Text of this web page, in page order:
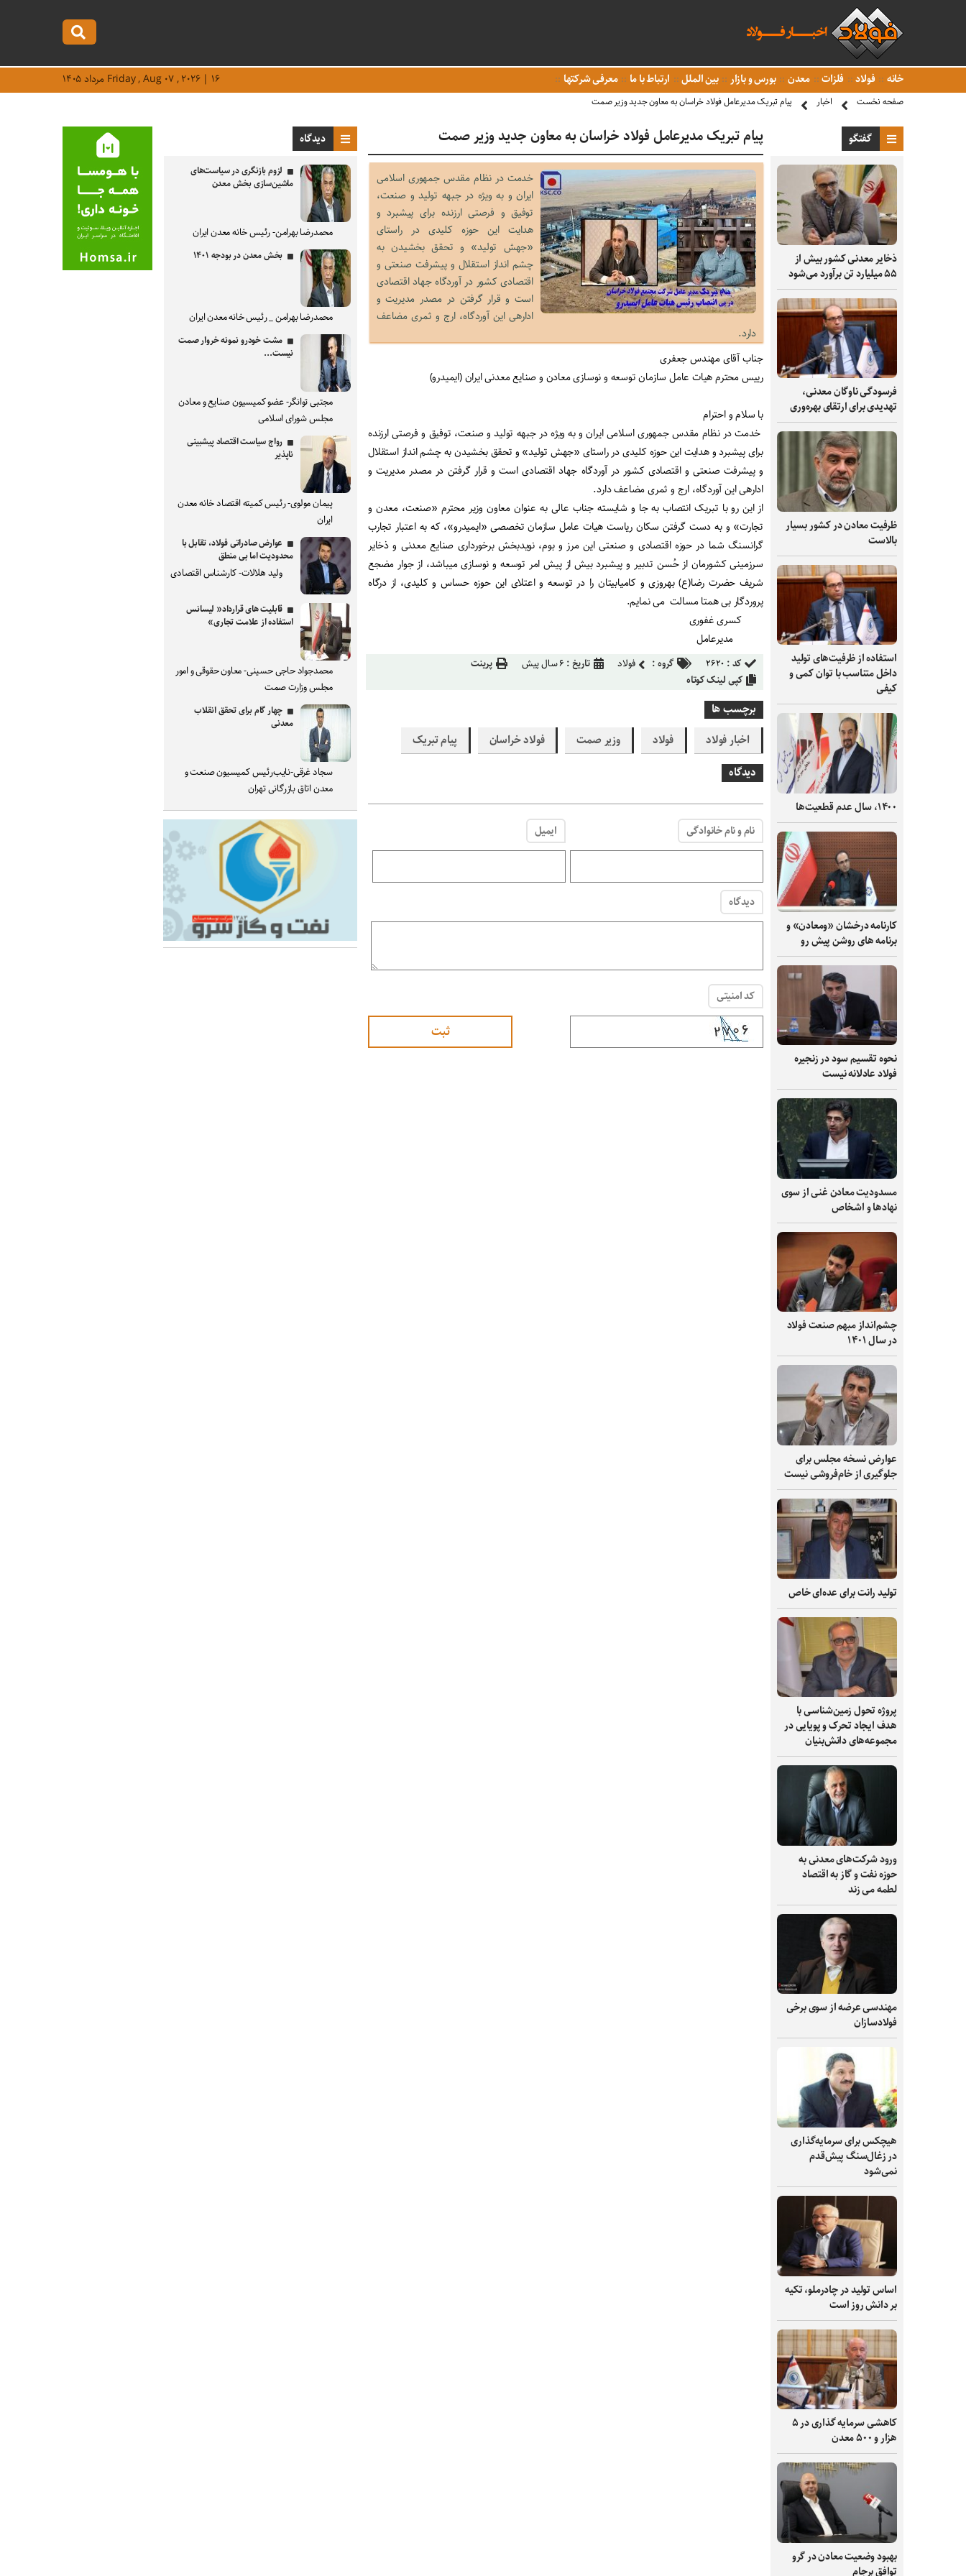
خانه فولاد فلزات معدن بورس و بازار بین الملل ارتباط با ما معرفی شرکتها Friday , Aug ۰۷ , ۲۰۲۶ | ۱۶ مرداد ۱۴۰۵
صفحه نخست اخبار پیام تبریک مدیرعامل فولاد خراسان به معاون جدید وزیر صمت
گفتگو
ذخایر معدنی کشور بیش از
۵۵ میلیارد تن برآورد می‌شود
فرسودگی ناوگان معدنی،
تهدیدی برای ارتقای بهره‌وری
ظرفیت‌ معادن در کشور بسیار
بالاست
استفاده از ظرفیت‌های تولید
داخل متناسب با توان کمی و
کیفی
۱۴۰۰، سال عدم قطعیت‌ها
کارنامه درخشان «ومعادن» و
برنامه های روشن پیش رو
نحوه تقسیم سود در زنجیره
فولاد عادلانه نیست
مسدودیت معادن غنی از سوی
نهادها و اشخاص
چشم‌انداز مبهم صنعت فولاد
در سال ۱۴۰۱
عوارض نسخه مجلس برای
جلوگیری از خام‌فروشی نیست
تولید رانت برای عده‌ای خاص
پروژه تحول زمین‌شناسی با
هدف ایجاد تحرک و پویایی در
مجموعه‌های دانش‌بنیان
ورود شرکت‌های معدنی به
حوزه نفت و گاز به اقتصاد
لطمه می زند
مهندسی عرضه از سوی برخی
فولادسازان
هیچکس برای سرمایه‌گذاری
در زغال‌سنگ پیش‌قدم
نمی‌شود
اساس تولید در چادرملو، تکیه
بر دانش‌ روز است
کاهشی سرمایه گذاری در ۵
هزار و ۵۰۰ معدن
بهبود وضعیت معادن در گرو
توافق برجام
پیام تبریک مدیرعامل فولاد خراسان به معاون جدید وزیر صمت
خدمت در نظام مقدس جمهوری اسلامی
ایران و به ویژه در جبهه تولید و صنعت،
توفیق و فرصتی ارزنده برای پیشبرد و
هدایت این حوزه کلیدی در راستای
«جهش تولید» و تحقق بخشیدن به
چشم انداز استقلال و پیشرفت صنعتی و
اقتصادی کشور در آوردگاه جهاد اقتصادی
است و قرار گرفتن در مصدر مدیریت و
ادارهی این آوردگاه، ارج و ثمری مضاعف
دارد.
جناب آقای مهندس جعفری
رییس محترم هیات عامل سازمان توسعه و نوسازی معادن و صنایع معدنی ایران (ایمیدرو)
با سلام و احترام
خدمت در نظام مقدس جمهوری اسلامی ایران و به ویژه در جبهه تولید و صنعت، توفیق و فرصتی ارزنده
برای پیشبرد و هدایت این حوزه کلیدی در راستای «جهش تولید» و تحقق بخشیدن به چشم انداز استقلال
و پیشرفت صنعتی و اقتصادی کشور در آوردگاه جهاد اقتصادی است و قرار گرفتن در مصدر مدیریت و
ادارهی این آوردگاه، ارج و ثمری مضاعف دارد.
از این رو با تبریک انتصاب به جا و شایسته جناب عالی به عنوان معاون وزیر محترم «صنعت، معدن و
تجارت» و به دست گرفتن سکان ریاست هیات عامل سازمان تخصصی «ایمیدرو»، که به اعتبار تجارب
گرانسنگ شما در حوزه اقتصادی و صنعتی این مرز و بوم، نویدبخش برخورداری صنایع معدنی و ذخایر
سرزمینی کشورمان از حُسن تدبیر و پیشبرد بیش از پیش امر توسعه و نوسازی میباشد، از جوار مضجع
شریف حضرت رضا(ع) بهروزی و کامیابیتان را در توسعه و اعتلای این حوزه حساس و کلیدی، از درگاه
پروردگار بی همتا مسالت می نمایم.
کسری غفوری
مدیرعامل
کد : ۲۶۲۰ گروه : فولاد تاریخ : ۶ سال پیش
پرینت
کپی لینک کوتاه
برچسب ها
اخبار فولاد
فولاد وزیر صمت فولاد خراسان
پیام تبریک
دیدگاه
نام و نام خانوادگی ایمیل
دیدگاه
کد امنیتی
دیدگاه
لزوم بازنگری در سیاست‌های
ماشین‌سازی بخش معدن
محمدرضا بهرامن- رئیس خانه معدن ایران
بخش معدن در بودجه ۱۴۰۱
محمدرضا بهرامن _ رئیس خانه معدن ایران
مشت خودرو نمونه خروار صمت
نیست...
مجتبی توانگر- عضو کمیسیون صنایع و معادن
مجلس شورای اسلامی
رواج سیاست اقتصاد پیشبینی
ناپذیر
پیمان مولوی- رئیس کمیته اقتصاد خانه معدن
ایران
عوارض صادراتی فولاد، تقابل با
محدودیت اما بی منطق
ولید هلالات- کارشناس اقتصادی
قابلیت های قرارداد« لیسانس
استفاده از علامت تجاری»
محمدجواد حاجی حسینی- معاون حقوقی و امور
مجلس وزارت صمت
چهار گام برای تحقق انقلاب
معدنی
سجاد غرقی-نایب‌رئیس کمیسیون صنعت و
معدن اتاق بازرگانی تهران